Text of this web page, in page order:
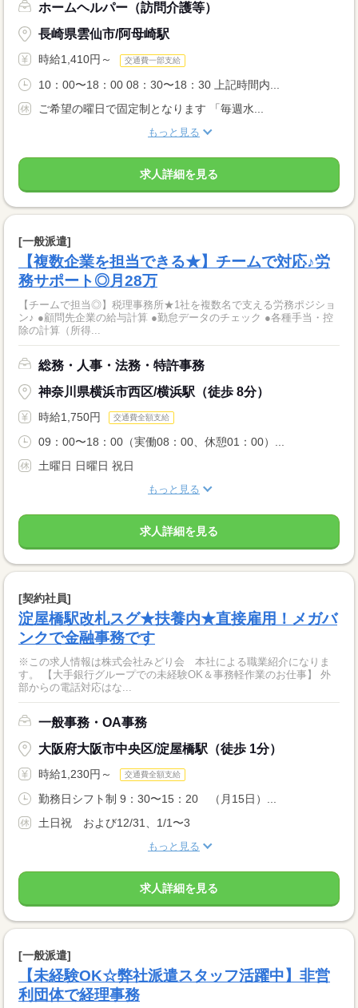
ホームヘルパー（訪問介護等）
長崎県雲仙市/阿母崎駅
時給1,410円～ 交通費一部支給
10：00〜18：00 08：30〜18：30 上記時間内...
ご希望の曜日で固定制となります 「毎週水...
もっと見る
求人詳細を見る
[一般派遣]
【複数企業を担当できる★】チームで対応♪労
務サポート◎月28万
【チームで担当◎】税理事務所★1社を複数名で支える労務ポジショ
ン♪ ●顧問先企業の給与計算 ●勤怠データのチェック ●各種手当・控
除の計算（所得...
総務・人事・法務・特許事務
神奈川県横浜市西区/横浜駅（徒歩 8分）
時給1,750円 交通費全額支給
09：00〜18：00（実働08：00、休憩01：00）...
土曜日 日曜日 祝日
もっと見る
求人詳細を見る
[契約社員]
淀屋橋駅改札スグ★扶養内★直接雇用！メガバ
ンクで金融事務です
※この求人情報は株式会社みどり会 本社による職業紹介になりま
す。 【大手銀行グループでの未経験OK＆事務軽作業のお仕事】 外
部からの電話対応はな...
一般事務・OA事務
大阪府大阪市中央区/淀屋橋駅（徒歩 1分）
時給1,230円～ 交通費全額支給
勤務日シフト制 9：30〜15：20 （月15日）...
土日祝 および12/31、1/1〜3
もっと見る
求人詳細を見る
[一般派遣]
【未経験OK☆弊社派遣スタッフ活躍中】非営
利団体で経理事務